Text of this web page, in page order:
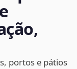
portos e pátios